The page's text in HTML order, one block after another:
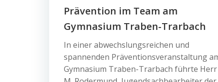
Prävention im Team am
Gymnasium Traben-Trarbach
In einer abwechslungsreichen und
spannenden Präventionsveranstaltung
Gymnasium Traben-Trarbach führte Herr